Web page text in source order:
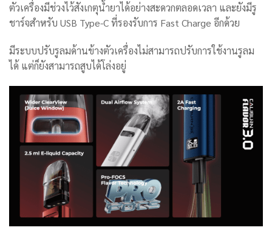
ตัวเครื่องมีช่วงไว้สังเกตุน้ำยาได้อย่างสะดวกตลอดเวลา และยังมีรู
ชาร์จสำหรับ USB Type-C ที่รองรับการ Fast Charge อีกด้วย
มีระบบปรับรูลมด้านข้างตัวเครื่องไม่สามารถปรับการใช้งานรูลม
ได้ แต่ก็ยังสามารถสูบได้โล่งอยู่